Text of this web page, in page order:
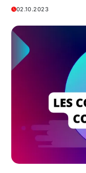
02.10.2023